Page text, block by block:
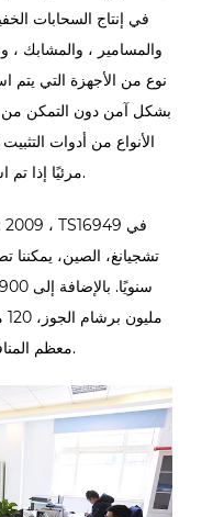
في إنتاج السحابات
والمسامير ، والمشابك ،
نوع من الأجهزة التي يتم
بشكل آمن دون التمكن من
الأنواع من أدوات
مرئيًا إذا تم استخدامه بطريقة تقليدية.
معظم المنافسين مطابقتنا ببساطة.